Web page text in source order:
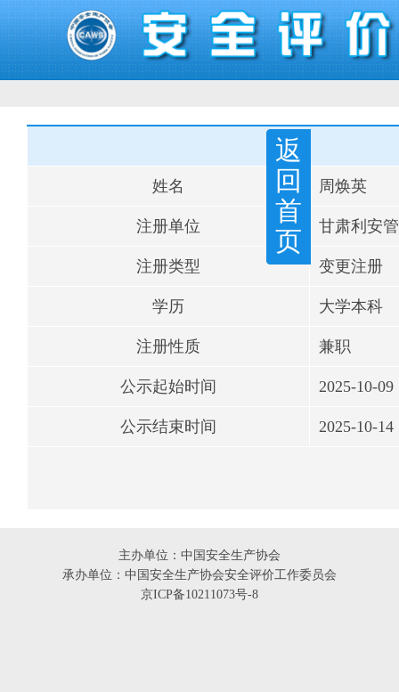
返
回
首
页
姓名 周焕英
注册单位 甘肃利安
注册类型 变更注册
学历 大学本科
注册性质 兼职
公示起始时间 2025-10-09
公示结束时间 2025-10-14
主办单位：中国安全生产协会
承办单位：中国安全生产协会安全评价工作委员会
京ICP备10211073号-8